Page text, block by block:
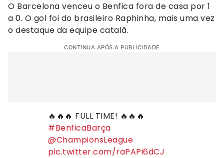
O Barcelona venceu o Benfica fora de casa por 1
a 0. O gol foi do brasileiro Raphinha, mais uma vez
o destaque da equipe catalã.
CONTINUA APÓS A PUBLICIDADE
🔥🔥🔥 FULL TIME! 🔥🔥🔥
#BenficaBarça
@ChampionsLeague
pic.twitter.com/raPAPi6dCJ